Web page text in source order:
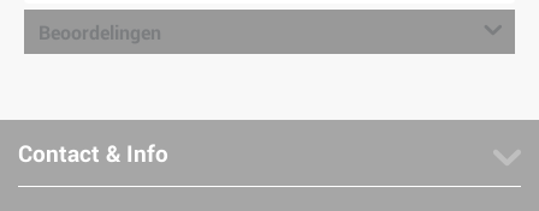
Beoordelingen
Contact & Info